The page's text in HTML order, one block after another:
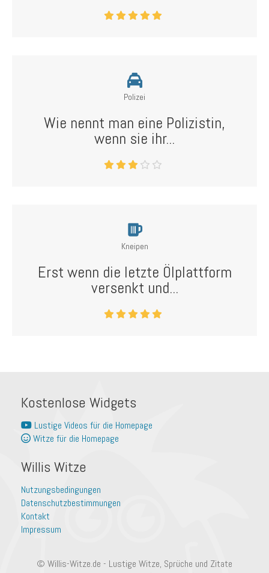
Polizei
Wie nennt man eine Polizistin,
wenn sie ihr...
Kneipen
Erst wenn die letzte Ölplattform
versenkt und...
Kostenlose Widgets
Lustige Videos für die Homepage
Witze für die Homepage
Willis Witze
Nutzungsbedingungen
Datenschutzbestimmungen
Kontakt
Impressum
© Willis-Witze.de - Lustige Witze, Sprüche und Zitate